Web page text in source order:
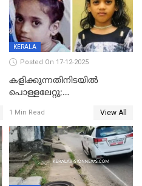
KERALA
Posted On 17-12-2025
കളിക്കുന്നതിനിടയിൽ
പൊള്ളലേറ്റു;
ക്ലാസ് വിദ്യാർത്ഥിനി മരിച്ചു
1 Min Read View All